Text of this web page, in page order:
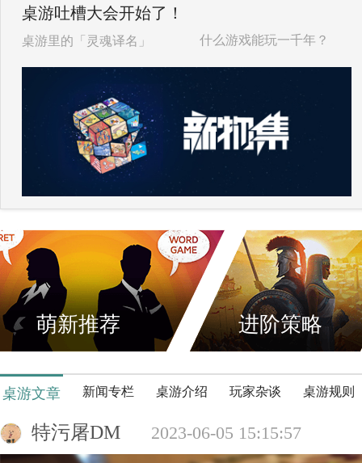
桌游吐槽大会开始了！
桌游里的「灵魂译名」 什么游戏能玩一千年？
萌新推荐 进阶策略
桌游文章 新闻专栏 桌游介绍 玩家杂谈 桌游规则
特污屠DM 2023-06-05 15:15:57